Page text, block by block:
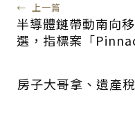
← 上一篇
半導體鏈帶動南向
選，指標案「
房子大哥拿、遺產